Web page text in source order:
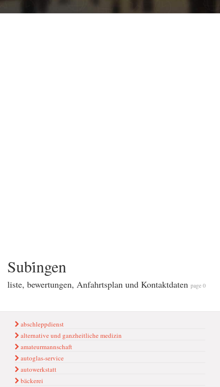
Subi̇ngen
liste, bewertungen, Anfahrtsplan und Kontaktdaten page 0
abschleppdienst
alternative und ganzheitliche medizin
amateurmannschaft
autoglas-service
autowerkstatt
bäckerei